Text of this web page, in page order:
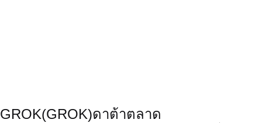
GROK(GROK)ดาต้าตลาด